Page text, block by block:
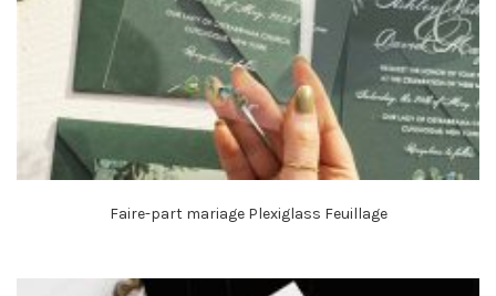
Faire-part mariage Plexiglass Feuillage